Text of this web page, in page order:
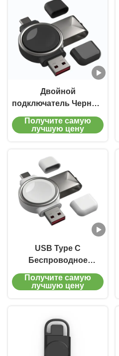
для умных часов
Двойной
подключатель Черный
Samsung Watch
Беспроводное
Беспроводное
зарядное устройство
3W
Получите самую
лучшую цену
USB Type C
Беспроводное
зарядное устройство
для Apple Watch
Получите самую
лучшую цену